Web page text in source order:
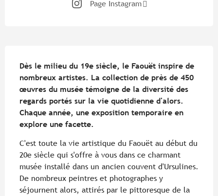
Page Instagram
Dès le milieu du 19e siècle, le Faouët inspire de
nombreux artistes. La collection de près de 450
œuvres du musée témoigne de la diversité des
regards portés sur la vie quotidienne d'alors.
Chaque année, une exposition temporaire en
explore une facette.
C'est toute la vie artistique du Faouët au début du
20e siècle qui s'offre à vous dans ce charmant
musée installé dans un ancien couvent d'Ursulines.
De nombreux peintres et photographes y
séjournent alors, attirés par le pittoresque de la